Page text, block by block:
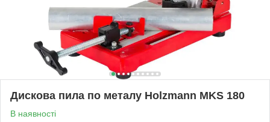
Дискова пила по металу Holzmann MKS 180
В наявності